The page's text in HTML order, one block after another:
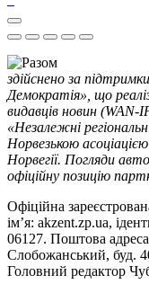
здійснено за
Демократія», що
видавців новин (WAN-
«Незалежні
Норвезькою
Норвегії. Погляди
офіційну позицію
Офіційна
ім’я: akzent.zp.ua,
06127. Поштова
Слобожанський, буд.
Головний редактор